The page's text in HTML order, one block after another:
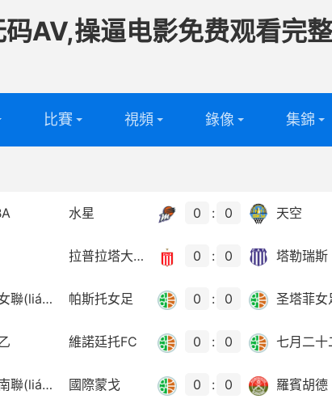
AV,操逼电影免费观看完
比賽
法甲
中超
視頻
籃球視頻
錄像 集錦
水星 0 : 0 天空
拉普拉塔大學(xué)生 0 : 0 塔勒瑞斯
哥倫女聯(lián) 帕斯托女足 0 : 0 圣塔菲女
維諾廷托FC 0 : 0 七月二十
蘇里南聯(lián) 國際蒙戈 0 : 0 羅賓胡德